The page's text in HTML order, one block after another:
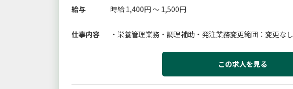
給与
時給 1,400円 ～ 1,500円
仕事内容 ・栄養管理業務・調理補助・発注業務変更範囲：変更なし
この求人を見る